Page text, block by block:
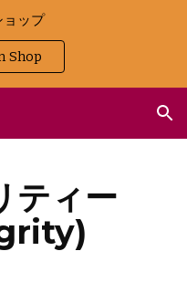
ョップ
Shop
ティー